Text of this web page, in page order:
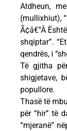
Atdheun,
(mullixhiut),
Ã¢â€”Â
shqiptar”.
qendrës, i
Të gjitha
shigjetave,
popullore.
Thasë të
për “hir” të
“mjeranë”